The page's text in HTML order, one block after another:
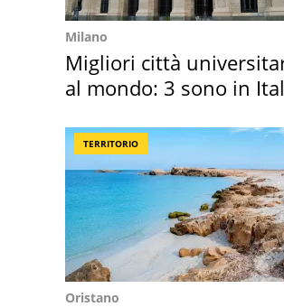
Milano
Migliori città
al mondo: 3 sono in
TERRITORIO
Oristano